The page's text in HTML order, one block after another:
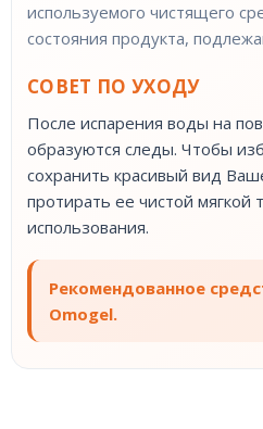
используемого чистящего
состояния продукта,
СОВЕТ ПО УХОДУ
После испарения воды на
образуются следы. Чтобы
сохранить красивый вид
протирать ее чистой мягкой
использования.
Рекомендованное
Omogel.